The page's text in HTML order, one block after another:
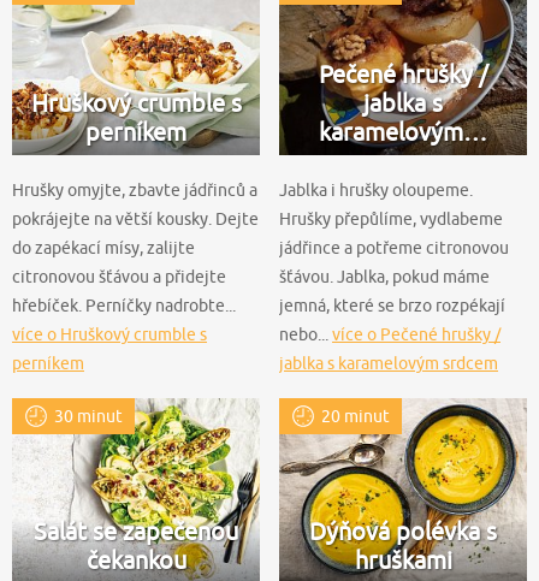
Hruškový crumble s
perníkem
Hrušky omyjte, zbavte jádřinců a
pokrájejte na větší kousky. Dejte
do zapékací mísy, zalijte
citronovou šťávou a přidejte
hřebíček. Perníčky nadrobte...
více o Hruškový crumble s
perníkem
Pečené hrušky /
jablka s
karamelovým…
Jablka i hrušky oloupeme.
Hrušky přepůlíme, vydlabeme
jádřince a potřeme citronovou
šťávou. Jablka, pokud máme
jemná, které se brzo rozpékají
nebo... více o Pečené hrušky /
jablka s karamelovým srdcem
30 minut
Salát se zapečenou
čekankou
20 minut
Dýňová polévka s
hruškami